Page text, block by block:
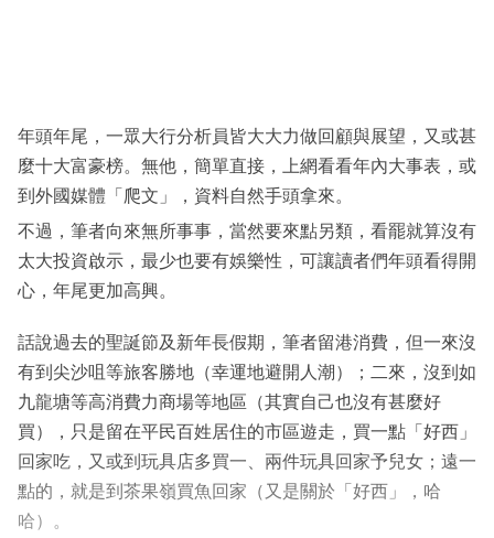
閱
專
區
年頭年尾，一眾大行分析員皆大大力做回顧與展望，又或甚
麼十大富豪榜。無他，簡單直接，上網看看年內大事表，或
到外國媒體「爬文」，資料自然手頭拿來。
不過，筆者向來無所事事，當然要來點另類，看罷就算沒有
太大投資啟示，最少也要有娛樂性，可讓讀者們年頭看得開
心，年尾更加高興。
話說過去的聖誕節及新年長假期，筆者留港消費，但一來沒
有到尖沙咀等旅客勝地（幸運地避開人潮）；二來，沒到如
九龍塘等高消費力商場等地區（其實自己也沒有甚麼好
買），只是留在平民百姓居住的市區遊走，買一點「好西」
回家吃，又或到玩具店多買一、兩件玩具回家予兒女；遠一
點的，就是到茶果嶺買魚回家（又是關於「好西」，哈
哈）。